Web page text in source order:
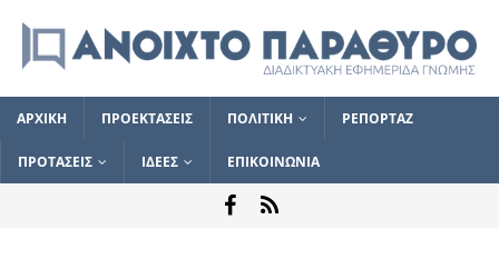
ΑΡΧΙΚΗ ΠΡΟΕΚΤΑΣΕΙΣ ΠΟΛΙΤΙΚΗ ΡΕΠΟΡΤΑΖ
ΠΡΟΤΑΣΕΙΣ ΙΔΕΕΣ ΕΠΙΚΟΙΝΩΝΙΑ